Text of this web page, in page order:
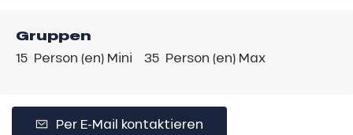
Gruppen
15 Person (en) Mini 35 Person (en) Max
Per E-Mail kontaktieren